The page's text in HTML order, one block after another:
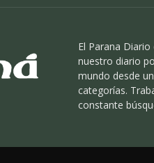
El Parana
nuestro diario
mundo desde
categorías.
constante